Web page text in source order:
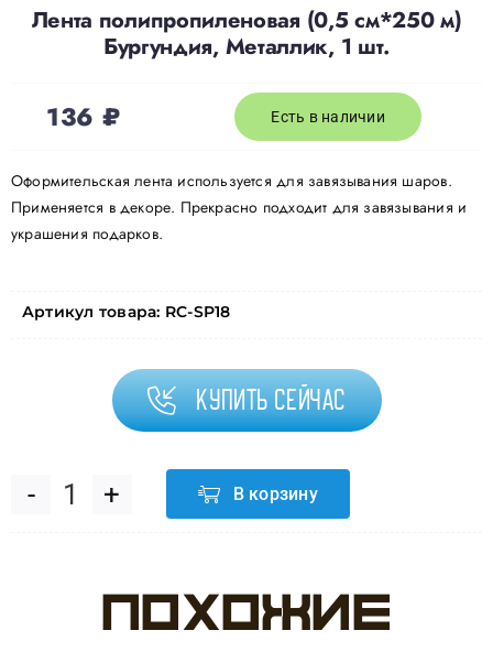
Политика конфиденциальности
Лента полипропиленовая (0,5 см*250 м)
Бургундия, Металлик, 1 шт.
136 ₽ Есть в наличии
Оформительская лента используется для завязывания шаров.
Применяется в декоре. Прекрасно подходит для завязывания и
украшения подарков.
Артикул товара: RC-SP18
Купить сейчас
Количество
Лента
В корзину
Похожие